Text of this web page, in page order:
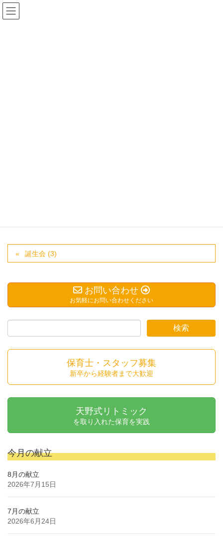
誕生会 (3)
お問い合わせ
お気軽にお問い合わせください
保育士・スタッフ募集
新卒から経験者まで大歓迎
天野式リトミック
を取り入れた保育を実践
今月の献立
8月の献立
2026年7月15日
7月の献立
2026年6月24日